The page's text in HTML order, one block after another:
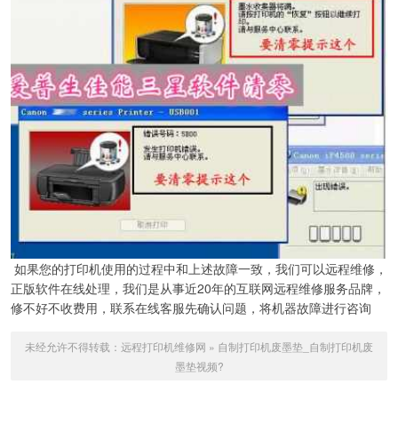
如果您的打印机使用的过程中和上述故障一致，我们可以远程维修，
正版软件在线处理，我们是从事近20年的互联网远程维修服务品牌，
修不好不收费用，联系在线客服先确认问题，将机器故障进行咨询
未经允许不得转载： 远程打印机维修网 » 自制打印机废墨垫_自制打印机废
墨垫视频?